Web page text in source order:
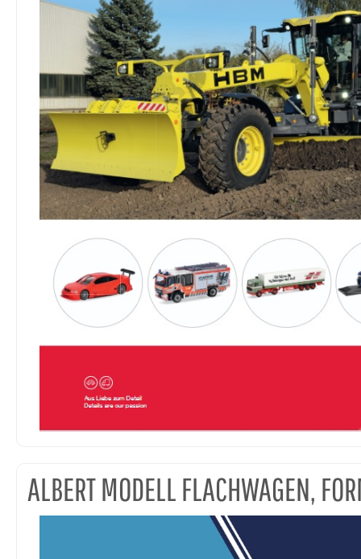
ALBERT MODELL FLACHWAGEN,